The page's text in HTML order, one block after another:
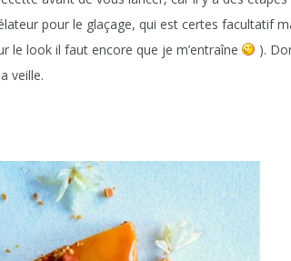
pour le glaçage, qui est certes facultatif
le look il faut encore que je m’entraîne
).
veille.